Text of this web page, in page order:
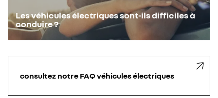
Les véhicules électriques sont-ils difficiles à
conduire ?
consultez notre FAQ véhicules électriques